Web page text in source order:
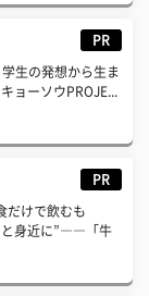
PR
生の発想から生ま
ーソウPROJE...
PR
だけで飲むも
身近に”――「牛